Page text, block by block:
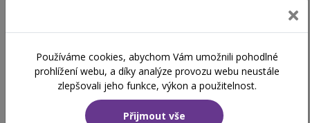
šablony
Specifické poruchy učení v
hodinách matematiky
Používáme cookies, abychom Vám umožnili pohodlné
prohlížení webu, a díky analýze provozu webu neustále
zlepšovali jeho funkce, výkon a použitelnost.
Přijmout vše